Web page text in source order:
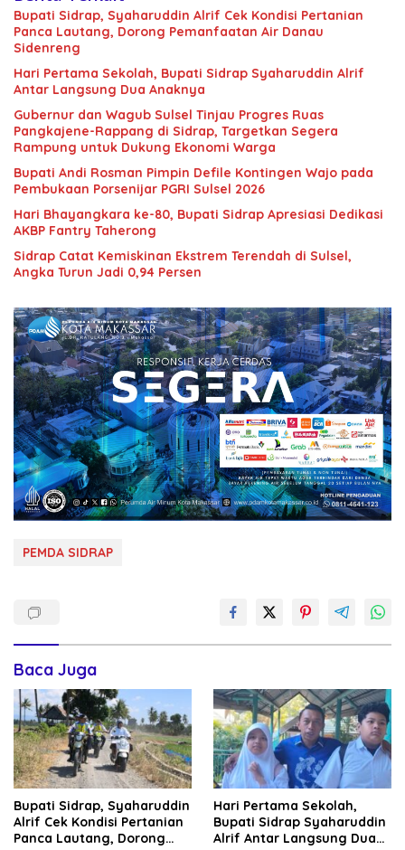
Bupati Sidrap, Syaharuddin Alrif Cek Kondisi Pertanian
Panca Lautang, Dorong Pemanfaatan Air Danau
Sidenreng
Hari Pertama Sekolah, Bupati Sidrap Syaharuddin Alrif
Antar Langsung Dua Anaknya
Gubernur dan Wagub Sulsel Tinjau Progres Ruas
Pangkajene-Rappang di Sidrap, Targetkan Segera
Rampung untuk Dukung Ekonomi Warga
Bupati Andi Rosman Pimpin Defile Kontingen Wajo pada
Pembukaan Porsenijar PGRI Sulsel 2026
Hari Bhayangkara ke-80, Bupati Sidrap Apresiasi Dedikasi
AKBP Fantry Taherong
Sidrap Catat Kemiskinan Ekstrem Terendah di Sulsel,
Angka Turun Jadi 0,94 Persen
PEMDA SIDRAP
Baca Juga
Bupati Sidrap, Syaharuddin
Alrif Cek Kondisi Pertanian
Panca Lautang, Dorong
Hari Pertama Sekolah,
Bupati Sidrap Syaharuddin
Alrif Antar Langsung Dua